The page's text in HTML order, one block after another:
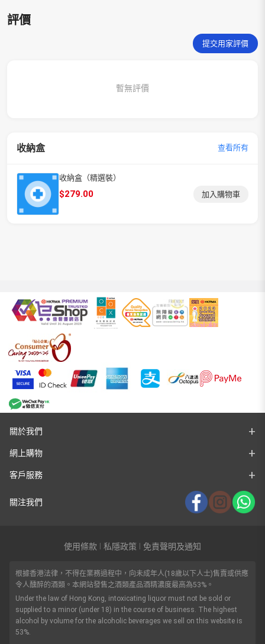
評價
提交用家評價
暫無評價
收納盒 查看所有
收納盒（精選裝）
$279.00 加入購物車
關於我們
網上購物
客戶服務
關注我們
使用條款 私隱政策 免責聲明及通知
根據香港法律，不得在業務過程中，向未成年人(18歲以下人士)售賣或供應
令人醺醉的酒類。本網站發售之酒類產品酒精濃度最高為53%。
Under the law of Hong Kong, intoxicating liquor must not be sold or
supplied to a minor (under 18) in the course of business. The highest
alcohol by volume for the alcoholic beverages we sell on this website is
53%.